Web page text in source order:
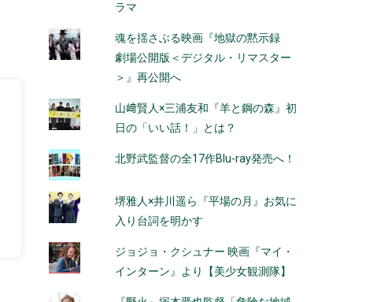
ラマ
魂を揺さぶる映画『地獄の黙示録
劇場公開版＜デジタル・リマスター
＞』再公開へ
山﨑賢人×三浦友和『羊と鋼の森』初
日の「いい話！」とは？
北野武監督の全17作Blu-ray発売へ！
堺雅人×井川遥ら『平場の月』お気に
入り台詞を明かす
ジョジョ・クシュナー 映画『マイ・
インターン』より【美少女観測隊】